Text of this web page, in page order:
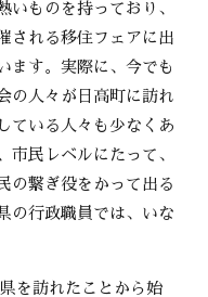
ものを持っており、
される移住フェアに出
ます。実際に、今でも
の人々が日高町に訪れ
ている人々も少なくあ
市民レベルにたって、
の繋ぎ役をかって出る
の行政職員では、いな
を訪れたことから始